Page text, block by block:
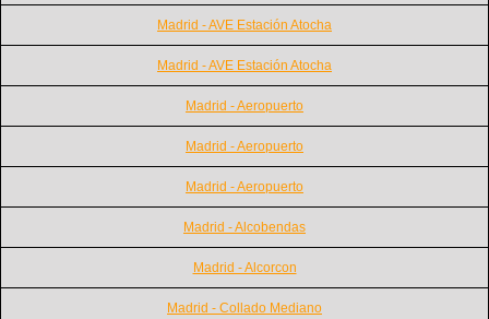
Madrid - AVE Estación Atocha
Madrid - AVE Estación Atocha
Madrid - Aeropuerto
Madrid - Aeropuerto
Madrid - Aeropuerto
Madrid - Alcobendas
Madrid - Alcorcon
Madrid - Collado Mediano